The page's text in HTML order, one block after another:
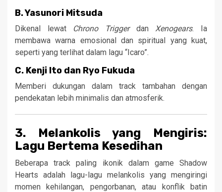
B.Yasunori Mitsuda
Dikenal lewat Chrono TriggerdanXenogears. Ia
membawa warna emosional dan spiritual yang kuat,
seperti yang terlihat dalam lagu “Icaro”.
C. Kenji Ito dan Ryo Fukuda
Memberi dukungan dalam track tambahan dengan
pendekatan lebih minimalis dan atmosferik.
3. Melankolis yang Mengiris:
Lagu Bertema Kesedihan
Beberapa track paling ikonik dalam game Shadow
Hearts adalah lagu-lagu melankolis yang mengiringi
momen kehilangan, pengorbanan, atau konflik batin